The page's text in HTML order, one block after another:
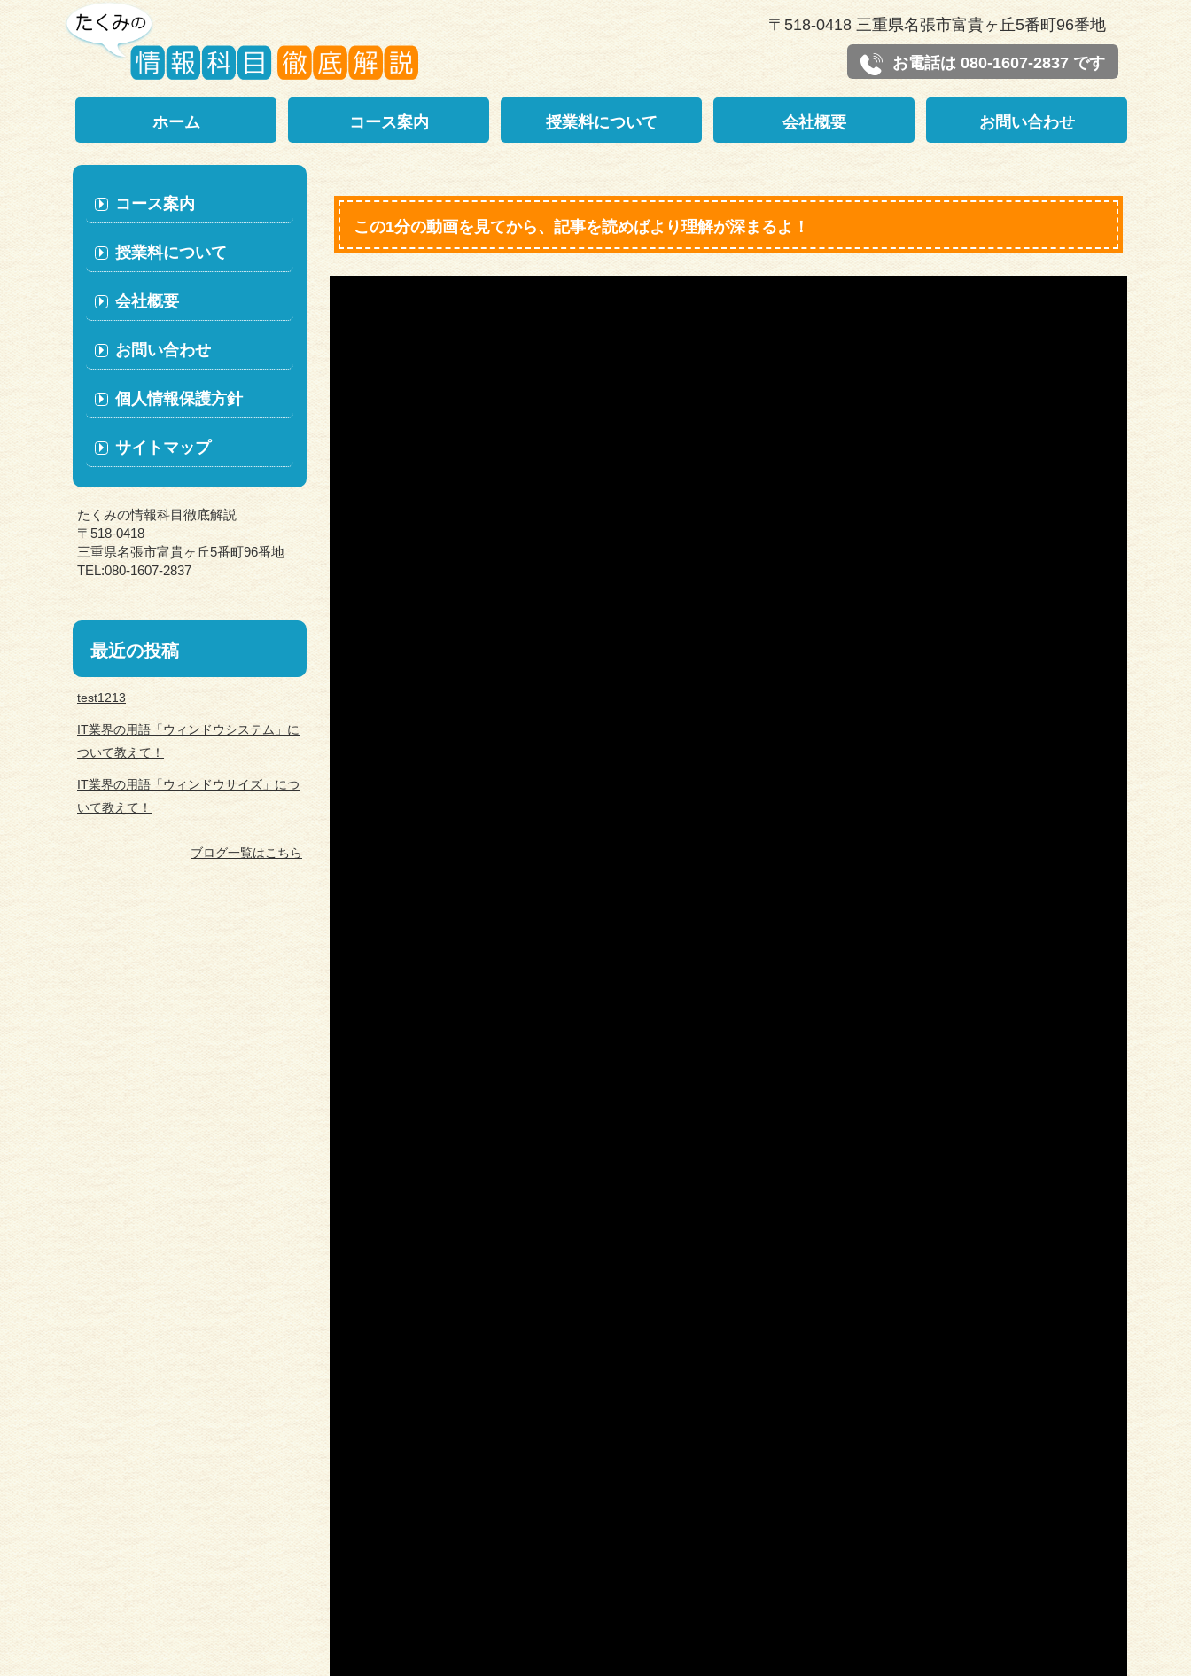
〒518-0418 三重県名張市富貴ヶ丘5番町96番地
お電話は 080-1607-2837 です
ホーム コース案内 授業料について 会社概要 お問い合わせ
この1分の動画を見てから、記事を読めばより理解が深まるよ！
コース案内
授業料について
会社概要
お問い合わせ
個人情報保護方針
サイトマップ
たくみの情報科目徹底解説
〒518-0418
三重県名張市富貴ヶ丘5番町96番地
TEL:080-1607-2837
最近の投稿
test1213
IT業界の用語「ウィンドウシステム」に
ついて教えて！
IT業界の用語「ウィンドウサイズ」につ
いて教えて！
ブログ一覧はこちら